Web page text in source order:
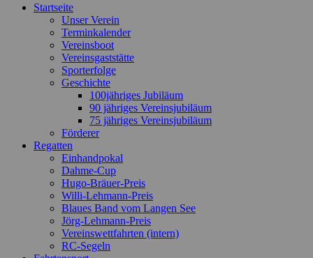
oben
Startseite
Unser Verein
Terminkalender
Vereinsboot
Vereinsgaststätte
Sporterfolge
Geschichte
100jähriges Jubiläum
90 jähriges Vereinsjubiläum
75 jähriges Vereinsjubiläum
Förderer
Regatten
Einhandpokal
Dahme-Cup
Hugo-Bräuer-Preis
Willi-Lehmann-Preis
Blaues Band vom Langen See
Jörg-Lehmann-Preis
Vereinswettfahrten (intern)
RC-Segeln